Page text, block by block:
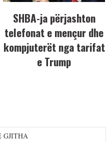
SHBA-ja përjashton
telefonat e mençur dhe
kompjuterët nga tarifat
e Trump
GJITHA